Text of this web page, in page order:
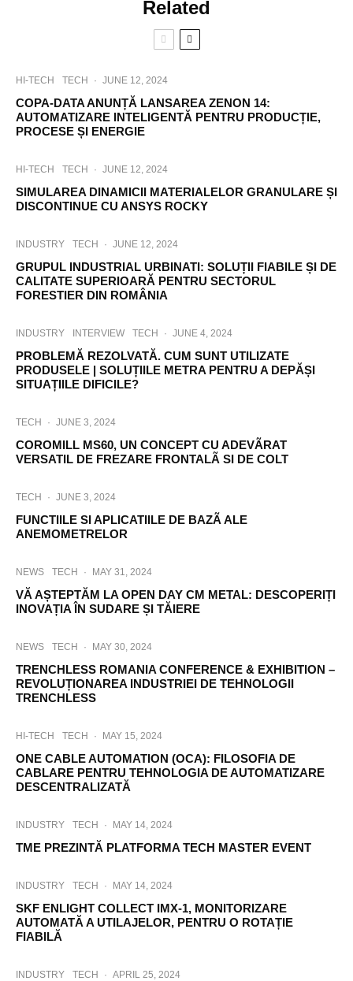
Related
HI-TECH TECH · JUNE 12, 2024
COPA-DATA ANUNȚĂ LANSAREA ZENON 14:
AUTOMATIZARE INTELIGENTĂ PENTRU PRODUCȚIE,
PROCESE ȘI ENERGIE
HI-TECH TECH · JUNE 12, 2024
SIMULAREA DINAMICII MATERIALELOR GRANULARE ȘI
DISCONTINUE CU ANSYS ROCKY
INDUSTRY TECH · JUNE 12, 2024
GRUPUL INDUSTRIAL URBINATI: SOLUȚII FIABILE ȘI DE
CALITATE SUPERIOARĂ PENTRU SECTORUL
FORESTIER DIN ROMÂNIA
INDUSTRY INTERVIEW TECH · JUNE 4, 2024
PROBLEMĂ REZOLVATĂ. CUM SUNT UTILIZATE
PRODUSELE | SOLUȚIILE METRA PENTRU A DEPĂȘI
SITUAȚIILE DIFICILE?
TECH · JUNE 3, 2024
COROMILL MS60, UN CONCEPT CU ADEVÃRAT
VERSATIL DE FREZARE FRONTALÃ SI DE COLT
TECH · JUNE 3, 2024
FUNCTIILE SI APLICATIILE DE BAZÃ ALE
ANEMOMETRELOR
NEWS TECH · MAY 31, 2024
VĂ AȘTEPTĂM LA OPEN DAY CM METAL: DESCOPERIȚI
INOVAȚIA ÎN SUDARE ȘI TĂIERE
NEWS TECH · MAY 30, 2024
TRENCHLESS ROMANIA CONFERENCE & EXHIBITION –
REVOLUȚIONAREA INDUSTRIEI DE TEHNOLOGII
TRENCHLESS
HI-TECH TECH · MAY 15, 2024
ONE CABLE AUTOMATION (OCA): FILOSOFIA DE
CABLARE PENTRU TEHNOLOGIA DE AUTOMATIZARE
DESCENTRALIZATĂ
INDUSTRY TECH · MAY 14, 2024
TME PREZINTĂ PLATFORMA TECH MASTER EVENT
INDUSTRY TECH · MAY 14, 2024
SKF ENLIGHT COLLECT IMX-1, MONITORIZARE
AUTOMATĂ A UTILAJELOR, PENTRU O ROTAȚIE
FIABILĂ
INDUSTRY TECH · APRIL 25, 2024